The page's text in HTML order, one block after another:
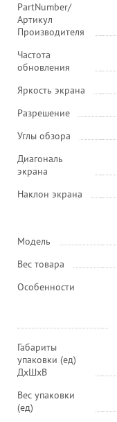
PartNumber/
Артикул
Производителя
Частота
обновления
Яркость экрана
Разрешение
Углы обзора
Диагональ
экрана
Наклон экрана
Модель
Вес товара
Особенности
Габариты
упаковки (ед)
ДхШхВ
Вес упаковки
(ед)